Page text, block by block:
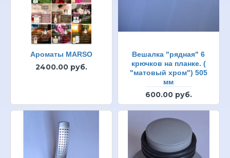
Ароматы MARSO
2400.00 руб.
Вешалка "рядная" 6
крючков на планке. (
"матовый хром") 505
мм
600.00 руб.